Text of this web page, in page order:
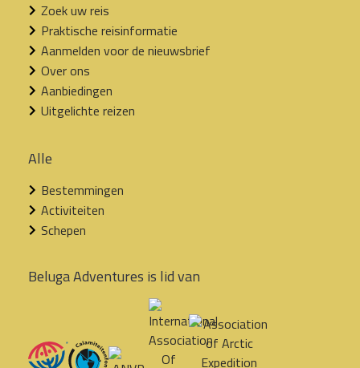
Zoek uw reis
Praktische reisinformatie
Aanmelden voor de nieuwsbrief
Over ons
Aanbiedingen
Uitgelichte reizen
Alle
Bestemmingen
Activiteiten
Schepen
Beluga Adventures is lid van